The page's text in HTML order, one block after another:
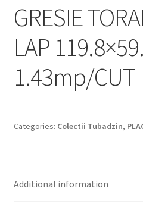
Plata si Livrare
Politică de confidențialitate
Politica de cookie
Plată
GRESIE
LAP
1.43mp/CUT
Categories: Colectii Tubadzin,
Additional information